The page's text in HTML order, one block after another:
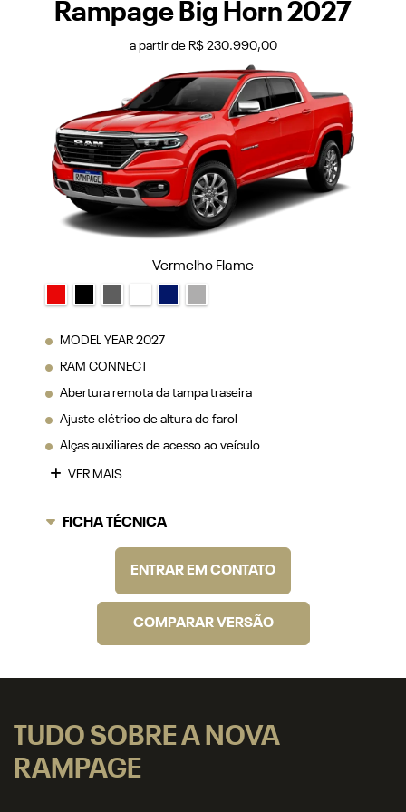
Rampage Big Horn 2027
a partir de R$ 230.990,00
Vermelho Flame
MODEL YEAR 2027
RAM CONNECT
Abertura remota da tampa traseira
Ajuste elétrico de altura do farol
Alças auxiliares de acesso ao veículo
VER MAIS
FICHA TÉCNICA
ENTRAR EM CONTATO
COMPARAR VERSÃO
TUDO SOBRE A NOVA
RAMPAGE